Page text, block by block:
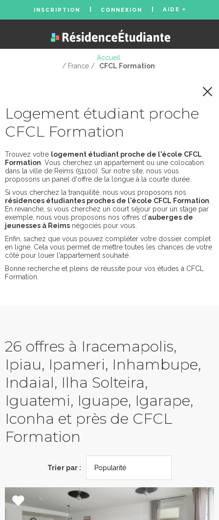
INSCRIPTION CONNEXION AIDE
Accueil
/ France /
CFCL Formation
Logement étudiant proche
CFCL Formation
Trouvez votre logement étudiant proche de l'école CFCL
Formation . Vous cherchez un appartement ou une colocation
dans la ville de Reims (51100). Sur notre site, nous vous
proposons un panel d'offre de la longue à la courte durée.
Si vous cherchez la tranquilité, nous vous proposons nos
résidences étudiantes proches de l'école CFCL Formation
En revanche, si vous cherchez un court séjour pour un stage par
exemple, nous vous proposons nos offres d'auberges de
jeunesses à Reims négociés pour vous.
Enfin, sachez que vous pouvez compléter votre dossier complet
en ligne. Cela vous permet de mettre toutes les chances de votre
côté pour louer l'appartement souhaité.
Bonne recherche et pleins de réussite pour vos études à CFCL
Formation.
26 offres à Iracemapolis,
Ipiau, Ipameri, Inhambupe,
Indaial, Ilha Solteira,
Iguatemi, Iguape, Igarape,
Iconha et près de CFCL
Formation
Trier par :